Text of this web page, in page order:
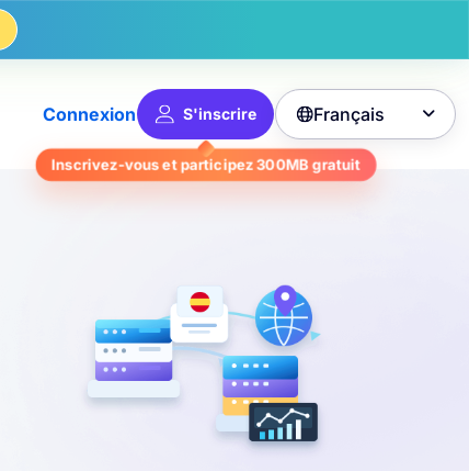
Connexion S'inscrire
Inscrivez-vous et participez300MBgratuit
Français 